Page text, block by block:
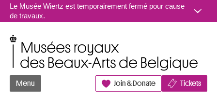
Aller au contenu
Le Musée Wiertz est temporairement fermé pour cause
de travaux.
Menu Join & Donate Tickets